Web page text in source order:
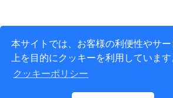
本サイトでは、お客様の利便性やサー
上を目的にクッキーを利用しています
クッキーポリシー